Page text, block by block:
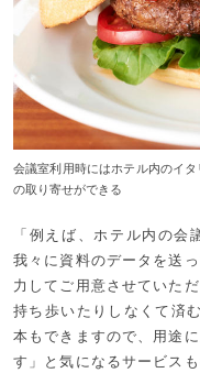
会議室利用時にはホテル内のイ
の取り寄せができる
「例えば、ホテル内の
我々に資料のデータを送
力してご用意させていた
持ち歩いたりしなくて済
本もできますので、用途
す」と気になるサービス